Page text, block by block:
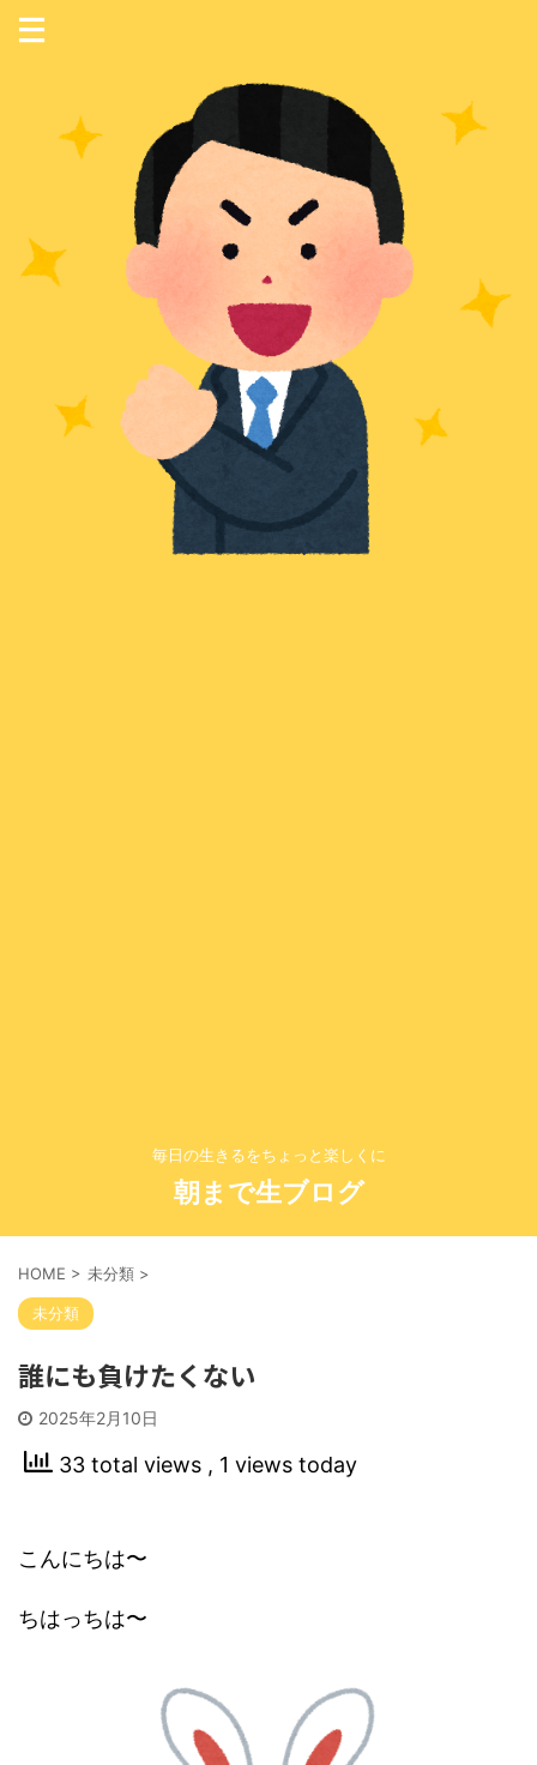
毎日の生きるをちょっと楽しくに
朝まで生ブログ
HOME > 未分類 >
未分類
誰にも負けたくない
2025年2月10日
33 total views , 1 views today
こんにちは〜
ちはっちは〜